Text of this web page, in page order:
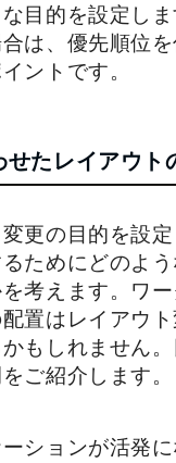
目的を設定し
は、優先順位
ントです。
せたレイアウト
更の目的を設
ためにどのよ
を考えます。ワ
置はレイアウ
もしれません
ご紹介します。
ションが活発